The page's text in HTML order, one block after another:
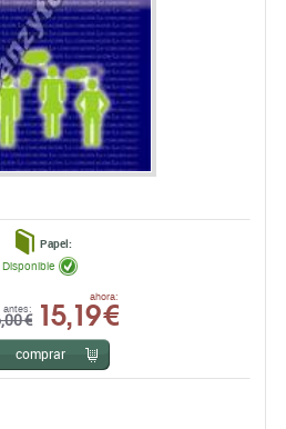
Papel:
antes:
€
ahora:
15,19 €
Disponible
comprar